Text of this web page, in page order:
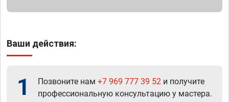
Ваши действия:
1 Позвоните нам +7 969 777 39 52 и получите
профессиональную консультацию у мастера.